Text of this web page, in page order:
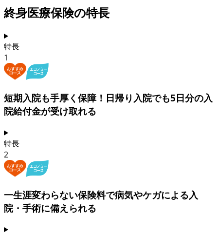
終身医療保険の特長
特長
1
短期入院も手厚く保障！ 日帰り入院でも5日分の入
院給付金が受け取れる
特長
2
一生涯変わらない保険料で病気やケガによる入
院・手術に備えられる